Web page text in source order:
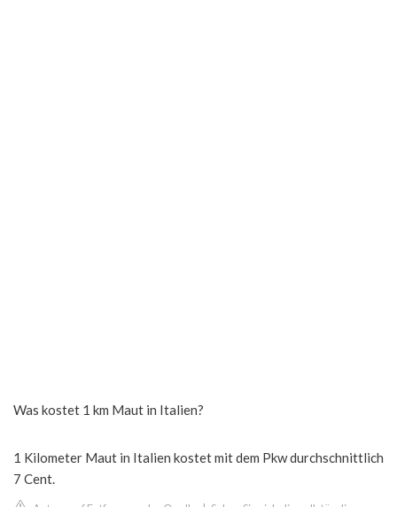
Was kostet 1 km Maut in Italien?
1 Kilometer Maut in Italien kostet mit dem Pkw durchschnittlich
7 Cent.